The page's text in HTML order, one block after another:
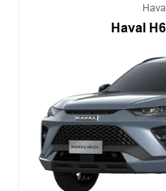
Haval